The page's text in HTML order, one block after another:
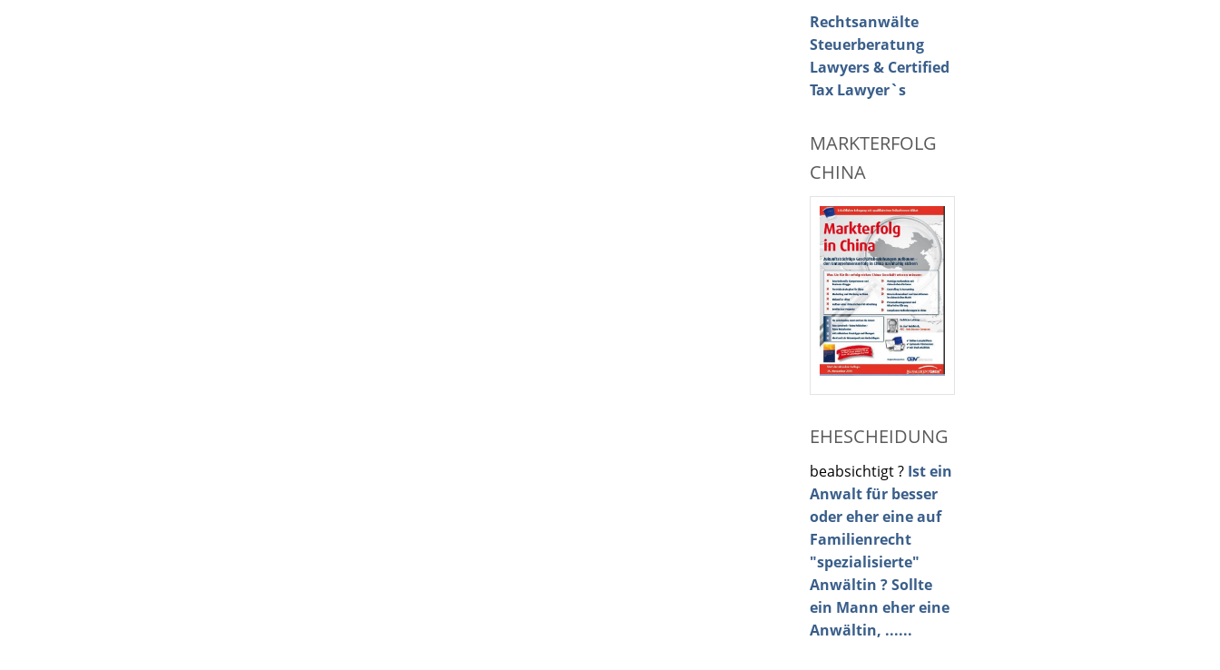
Rechtsanwälte
Steuerberatung
Lawyers & Certified
Tax Lawyer`s
MARKTERFOLG
CHINA
EHESCHEIDUNG
beabsichtigt ? Ist ein
Anwalt für besser
oder eher eine auf
Familienrecht
"spezialisierte"
Anwältin ? Sollte
ein Mann eher eine
Anwältin, ......